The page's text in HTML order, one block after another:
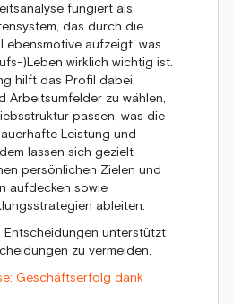
fungiert als
das durch die
aufzeigt, was
)Leben wirklich wichtig ist.
hilft das Profil dabei,
Arbeitsumfelder zu wählen,
passen, was die
Leistung und
lassen sich gezielt
persönlichen Zielen und
aufdecken sowie
ableiten.
Entscheidungen unterstützt
zu vermeiden.
Geschäftserfolg dank